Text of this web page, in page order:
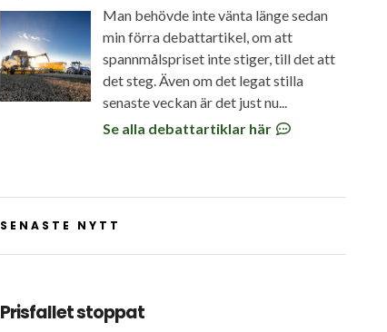
Man behövde inte vänta länge sedan
min förra debattartikel, om att
spannmålspriset inte stiger, till det att
det steg. Även om det legat stilla
senaste veckan är det just nu...
Se alla debattartiklar här
SENASTE NYTT
Prisfallet stoppat